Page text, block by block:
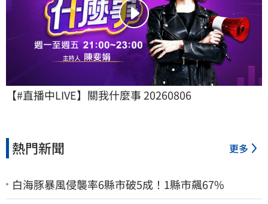
【#直播中LIVE】關我什麼事 20260806
熱門新聞 更多
白海豚暴風侵襲率6縣市破5成！1縣市飆67%